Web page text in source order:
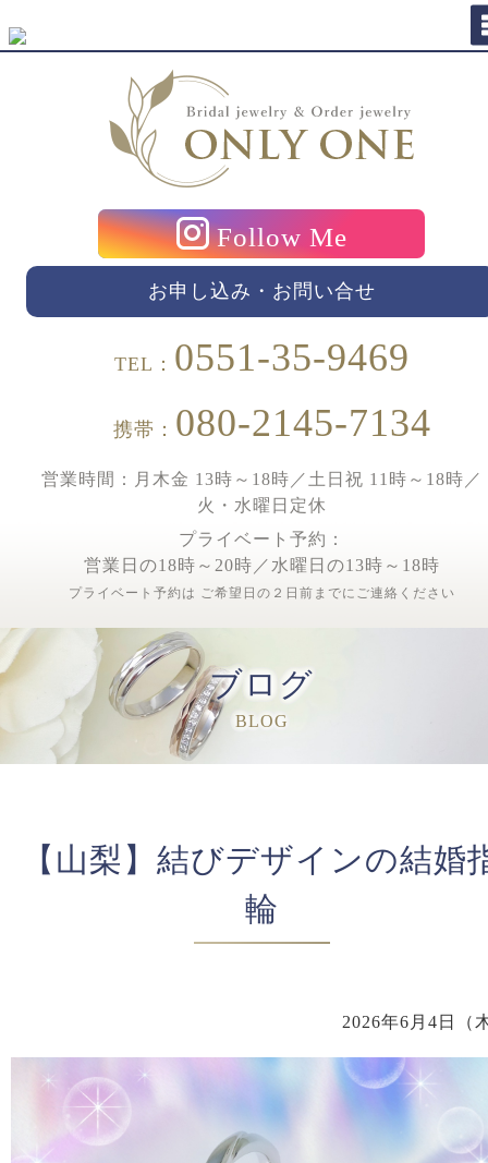
Follow Me
お申し込み・お問い合せ
TEL： 0551-35-9469
携帯： 080-2145-7134
営業時間：月木金 13時～18時／土日祝 11時～18時／
火・水曜日定休
プライベート予約：
営業日の18時～20時／水曜日の13時～18時
プライベート予約は ご希望日の２日前までにご連絡ください
ブログ
BLOG
【山梨】結びデザインの結婚
輪
2026年6月4日（